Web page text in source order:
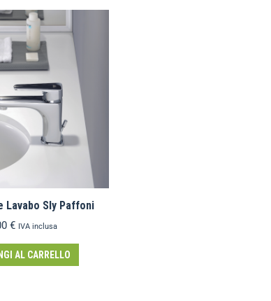
Lavabo Sly Paffoni
€ IVA inclusa
AL CARRELLO